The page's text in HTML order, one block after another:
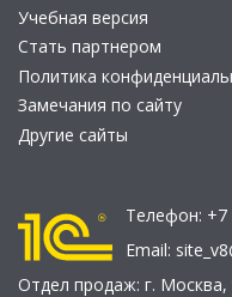
Учебная версия
Стать партнером
Политика
Замечания по сайту
Другие сайты
Телефон: +7
Email:
Отдел продаж: г. Москва,